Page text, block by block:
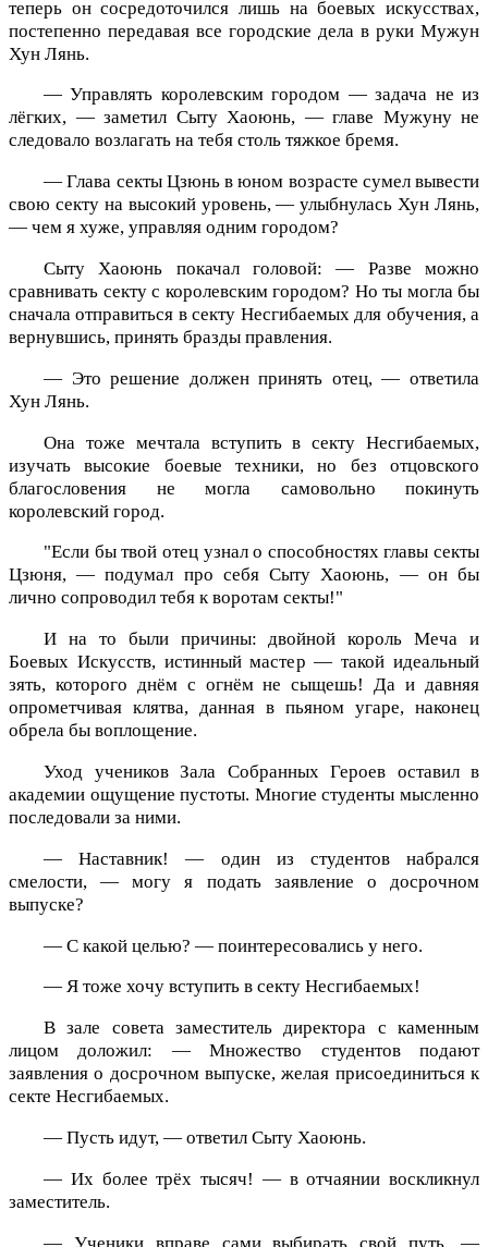
теперь он сосредоточился лишь на боевых искусствах,
постепенно передавая все городские дела в руки Мужун
Хун Лянь.
— Управлять королевским городом — задача не из
лёгких, — заметил Сыту Хаоюнь, — главе Мужуну не
следовало возлагать на тебя столь тяжкое бремя.
— Глава секты Цзюнь в юном возрасте сумел вывести
свою секту на высокий уровень, — улыбнулась Хун Лянь,
— чем я хуже, управляя одним городом?
Сыту Хаоюнь покачал головой: — Разве можно
сравнивать секту с королевским городом? Но ты могла бы
сначала отправиться в секту Несгибаемых для обучения, а
вернувшись, принять бразды правления.
— Это решение должен принять отец, — ответила
Хун Лянь.
Она тоже мечтала вступить в секту Несгибаемых,
изучать высокие боевые техники, но без отцовского
благословения не могла самовольно покинуть
королевский город.
"Если бы твой отец узнал о способностях главы секты
Цзюня, — подумал про себя Сыту Хаоюнь, — он бы
лично сопроводил тебя к воротам секты!"
И на то были причины: двойной король Меча и
Боевых Искусств, истинный мастер — такой идеальный
зять, которого днём с огнём не сыщешь! Да и давняя
опрометчивая клятва, данная в пьяном угаре, наконец
обрела бы воплощение.
Уход учеников Зала Собранных Героев оставил в
академии ощущение пустоты. Многие студенты мысленно
последовали за ними.
— Наставник! — один из студентов набрался
смелости, — могу я подать заявление о досрочном
выпуске?
— С какой целью? — поинтересовались у него.
— Я тоже хочу вступить в секту Несгибаемых!
В зале совета заместитель директора с каменным
лицом доложил: — Множество студентов подают
заявления о досрочном выпуске, желая присоединиться к
секте Несгибаемых.
— Пусть идут, — ответил Сыту Хаоюнь.
— Их более трёх тысяч! — в отчаянии воскликнул
заместитель.
— Ученики вправе сами выбирать свой путь, —